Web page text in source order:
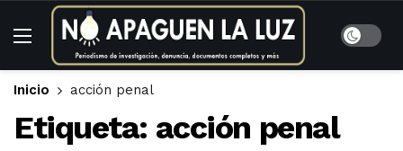
Inicio acción penal
Etiqueta: acción penal